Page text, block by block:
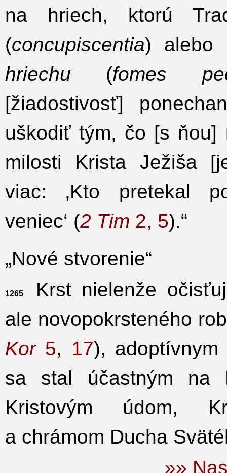
na hriech, ktorú
(concupiscentia) alebo
hriechu (fomes
[žiadostivosť]
uškodiť tým, čo [s ňou]
milosti Krista Ježiša
viac: ‚Kto pretekal
veniec‘ (2 Tim 2, 5).“
„Nové stvorenie“
1265
Krst nielenže
ale novopokrsteného
Kor5, 17),
sa stal účastným na
Kristovým údom,
a chrámom Ducha
»»